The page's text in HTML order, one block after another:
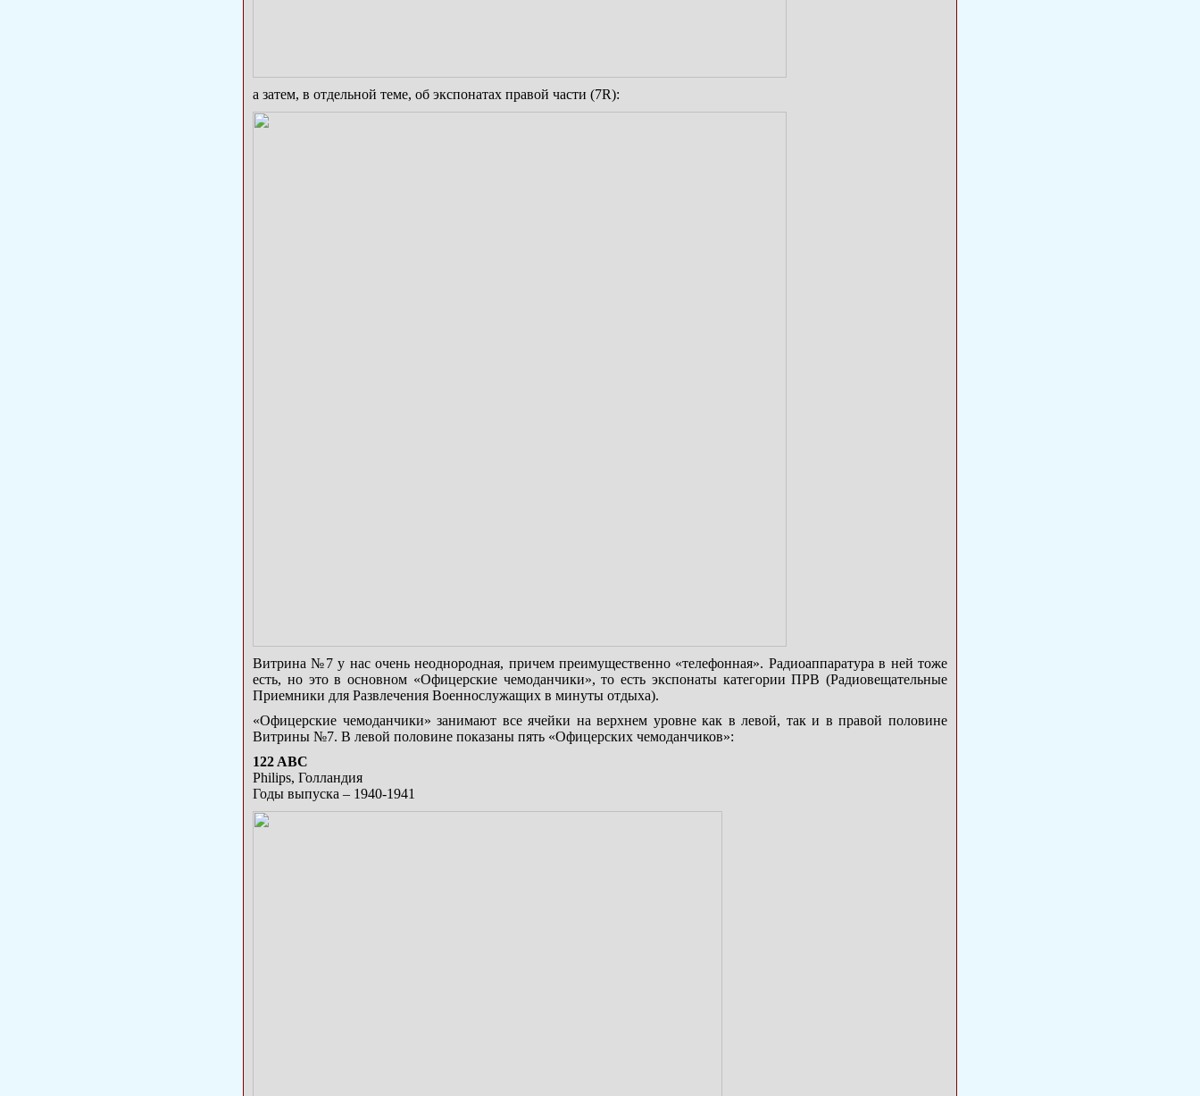
а затем, в отдельной теме, об экспонатах правой части (7R):
Витрина №7 у нас очень неоднородная, причем преимущественно «телефонная». Радиоаппаратура в ней тоже
есть, но это в основном «Офицерские чемоданчики», то есть экспонаты категории ПРВ (Радиовещательные
Приемники для Развлечения Военнослужащих в минуты отдыха).
«Офицерские чемоданчики» занимают все ячейки на верхнем уровне как в левой, так и в правой половине
Витрины №7. В левой половине показаны пять «Офицерских чемоданчиков»:
122 ABC
Philips, Голландия
Годы выпуска – 1940-1941